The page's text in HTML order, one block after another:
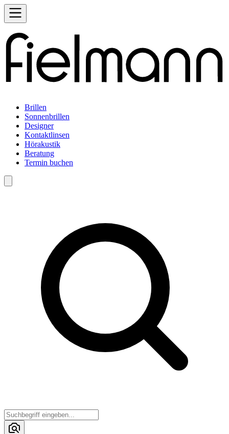
Brillen
Sonnenbrillen
Designer
Kontaktlinsen
Hörakustik
Beratung
Termin buchen